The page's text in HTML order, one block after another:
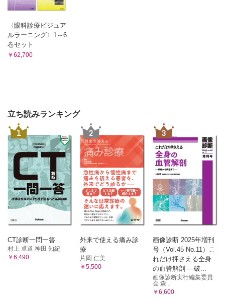
(8)覚醒と認識
異常
(10)知っておきたい 市販の消炎鎮痛剤・坐薬のリスク
(4)発熱の原因が特定できない場合もありますか?
(5)発熱がみられたら，まずクーリングで対応すればよいで
すか?
(6)微熱が続いているときは，どのように対応すればよいで
すか?
(7)いったん高熱が出たものの，しばらくして自然に平熱に
戻れば対応は不要ですか?
(8)高血糖状態が長く続くと，どのような症状がみられます
か?
(9)低ナトリウム血症ではどのような症状がみられますか?
(10)腎機能が低下すると，血清ナトリウム値は上がります
か? それとも下がりますか?
(11)高齢者に低ナトリウム血症が起きやすいのは，腎機能や
心機能が低下しているからですか?
(12)痛み止めの服用による胃潰瘍を防ぐためには，どのよう
な点に留意すればよいですか?
(13)水なしで飲むことができる口腔内崩壊錠（OD錠）を噛
(14)脱水の場合，血圧は上がりますか，それとも下がります
〈眼科診療ビジュア
ルラーニング〉1～6
巻セット
￥62,700
立ち読みランキング
1
CT診断一問一答
村上 卓道 神田 知紀
￥6,490
2
外来で使える痛み診
療
片岡 仁美
￥5,500
3
画像診断 2025年増刊
号（Vol.45 No.11）こ
れだけ押さえる全身
の血管解剖 ―破...
画像診断実行編集委員
会 森...
￥6,600